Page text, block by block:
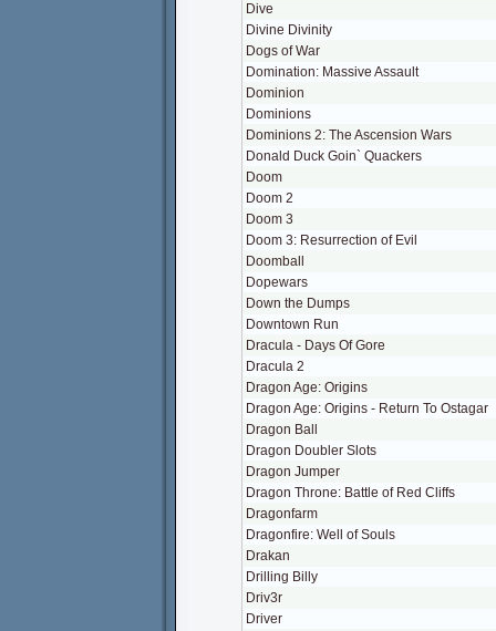
Dive
Divine Divinity
Dogs of War
Domination: Massive Assault
Dominion
Dominions
Dominions 2: The Ascension Wars
Donald Duck Goin` Quackers
Doom
Doom 2
Doom 3
Doom 3: Resurrection of Evil
Doomball
Dopewars
Down the Dumps
Downtown Run
Dracula - Days Of Gore
Dracula 2
Dragon Age: Origins
Dragon Age: Origins - Return To Ostagar
Dragon Ball
Dragon Doubler Slots
Dragon Jumper
Dragon Throne: Battle of Red Cliffs
Dragonfarm
Dragonfire: Well of Souls
Drakan
Drilling Billy
Driv3r
Driver